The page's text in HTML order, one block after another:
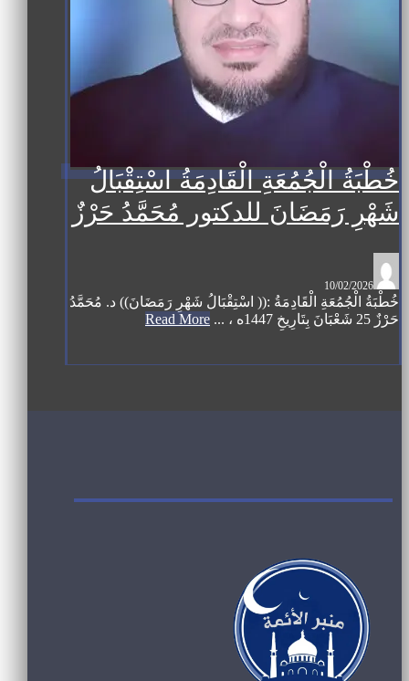
خُطْبَةُ الْجُمُعَةِ الْقَادِمَةُ اسْتِقْبَالُ
شَهْرِ رَمَضَانَ للدكتور مُحَمَّدُ حَرْزٌ
10/02/2026
خُطْبَةُ الْجُمُعَةِ الْقَادِمَةُ :(( اسْتِقْبَالُ شَهْرِ رَمَضَانَ)) د. مُحَمَّدُ
حَرْزٌ 25 شَعْبَانَ بِتَارِيخِ 1447ه ، ...
Read More